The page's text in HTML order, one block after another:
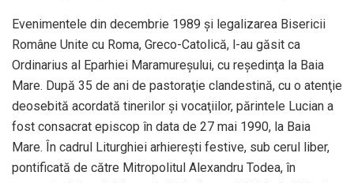
Evenimentele din decembrie 1989 şi legalizarea Bisericii
Române Unite cu Roma, Greco-Catolică, l-au găsit ca
Ordinarius al Eparhiei Maramureşului, cu reşedinţa la Baia
Mare. După 35 de ani de pastoraţie clandestină, cu o atenţie
deosebită acordată tinerilor şi vocaţiilor, părintele Lucian a
fost consacrat episcop în data de 27 mai 1990, la Baia
Mare. În cadrul Liturghiei arhiereşti festive, sub cerul liber,
pontificată de către Mitropolitul Alexandru Todea, în